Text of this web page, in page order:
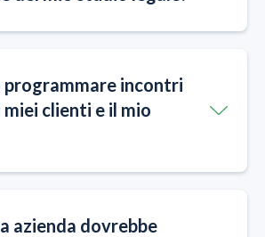
programmare incontri
clienti e il mio
azienda dovrebbe